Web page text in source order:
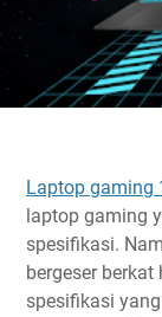
Laptop gaming
laptop gaming
spesifikasi.
bergeser
spesifikasi